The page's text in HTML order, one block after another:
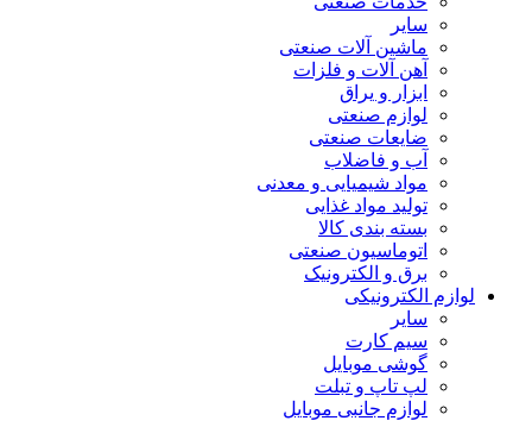
سایر
ماشین آلات صنعتی
آهن آلات و فلزات
ابزار و یراق
لوازم صنعتی
ضایعات صنعتی
آب و فاضلاب
مواد شیمیایی و معدنی
تولید مواد غذایی
بسته بندی کالا
اتوماسیون صنعتی
برق و الکترونیک
لوازم الکترونیکی
سایر
سیم کارت
گوشی موبایل
لپ تاپ و تبلت
لوازم جانبی موبایل